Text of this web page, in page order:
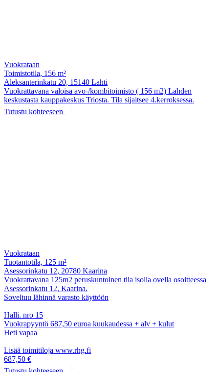
Vuokrataan
Toimistotila, 156 m²
Aleksanterinkatu 20, 15140 Lahti
Vuokrattavana valoisa avo-/kombitoimisto ( 156 m2) Lahden
keskustasta kauppakeskus Triosta. Tila sijaitsee 4.kerroksessa.
Tutustu kohteeseen
Vuokrataan
Tuotantotila, 125 m²
Asessorinkatu 12, 20780 Kaarina
Vuokrattavana 125m2 peruskuntoinen tila isolla ovella osoitteessa
Asessorinkatu 12, Kaarina.
Soveltuu lähinnä varasto käyttöön
Halli. nro 15
Vuokrapyyntö 687,50 euroa kuukaudessa + alv + kulut
Heti vapaa
Lisää toimitiloja www.rhg.fi
687,50 €